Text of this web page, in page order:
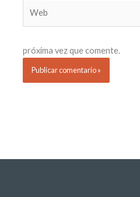
próxima vez que comente.